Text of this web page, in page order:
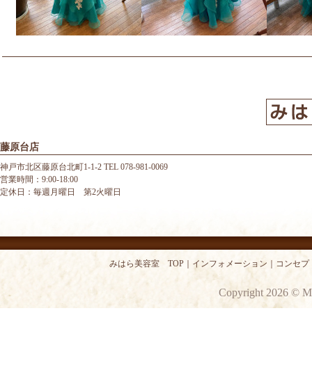
藤原台店
神戸市北区藤原台北町1-1-2 TEL 078-981-0069
営業時間：9:00-18:00
定休日：毎週月曜日 第2火曜日
みはら美容室 TOP インフォメーション コンセプ
Copyright 2026 ©